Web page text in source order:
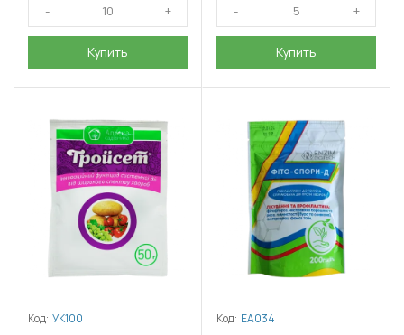
Купить Купить
Код: УК100 Код: ЕА034